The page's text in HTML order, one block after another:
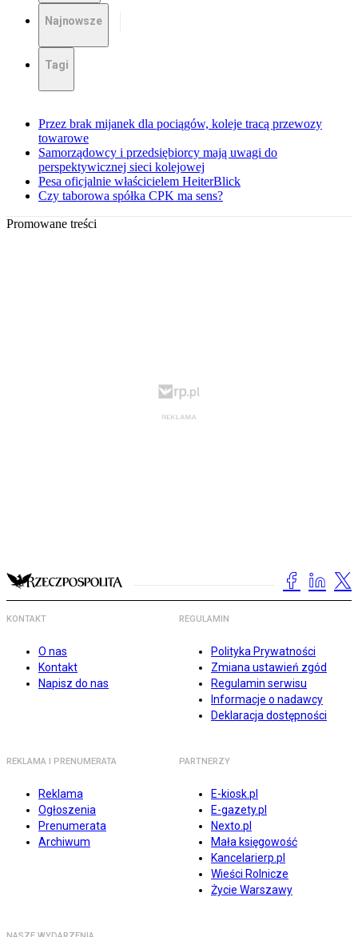
Najnowsze
Tagi
Przez brak mijanek dla pociągów, koleje tracą przewozy
towarowe
Samorządowcy i przedsiębiorcy mają uwagi do
perspektywicznej sieci kolejowej
Pesa oficjalnie właścicielem HeiterBlick
Czy taborowa spółka CPK ma sens?
Promowane treści
KONTAKT
O nas
Kontakt
Napisz do nas
REGULAMIN
Polityka Prywatności
Zmiana ustawień zgód
Regulamin serwisu
Informacje o nadawcy
Deklaracja dostępności
REKLAMA I PRENUMERATA
Reklama
Ogłoszenia
Prenumerata
Archiwum
PARTNERZY
E-kiosk.pl
E-gazety.pl
Nexto.pl
Mała księgowość
Kancelarierp.pl
Wieści Rolnicze
Życie Warszawy